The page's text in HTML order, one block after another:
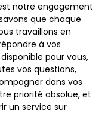
notre engagement
que chaque
travaillons en
à vos
pour vous,
vos questions,
dans vos
priorité absolue, et
un service sur